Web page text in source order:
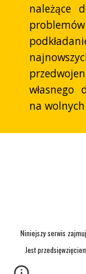
należące
na
Niniejszy serwis
Jest